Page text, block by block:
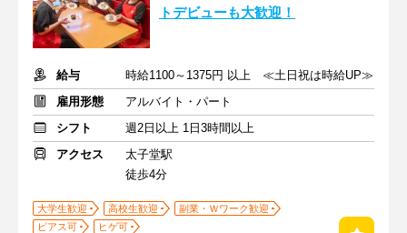
トデビューも大歓迎！
給与
時給1100～1375円 以上 ≪土日祝は時給UP≫
雇用形態
アルバイト・パート
シフト
週2日以上 1日3時間以上
アクセス
太子堂駅
徒歩4分
大学生歓迎 高校生歓迎
副業・Ｗワーク歓迎
ピアス可
ヒゲ可